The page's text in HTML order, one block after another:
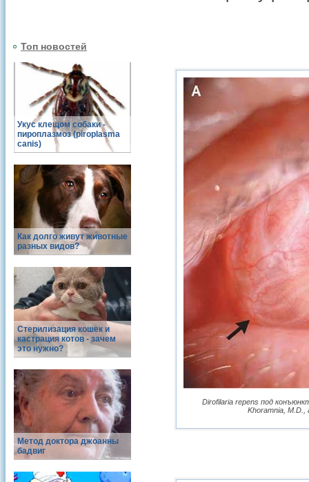
Топ новостей
Укус клещом собаки -
пироплазмоз (piroplasma
canis)
Как долго живут животные
разных видов?
Стерилизация кошек и
кастрация котов - зачем
это нужно?
Метод доктора джоанны
бадвиг
Dirofilaria repens под
Khoramnia, M.D.,